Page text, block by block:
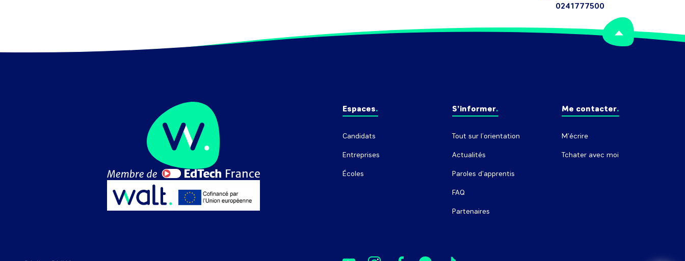
0241777500
Espaces
Candidats
Entreprises
Écoles
S’informer
Tout sur l’orientation
Actualités
Paroles d'apprentis
FAQ
Partenaires
Me contacter
M'écrire
Tchater avec moi